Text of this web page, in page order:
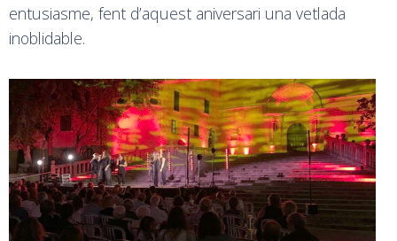
entusiasme, fent d’aquest aniversari una vetlada
inoblidable.